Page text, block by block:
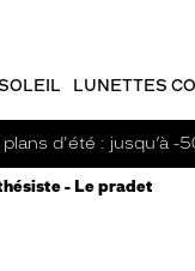
LUNETTES
d'été : jusqu’à
- Le pradet